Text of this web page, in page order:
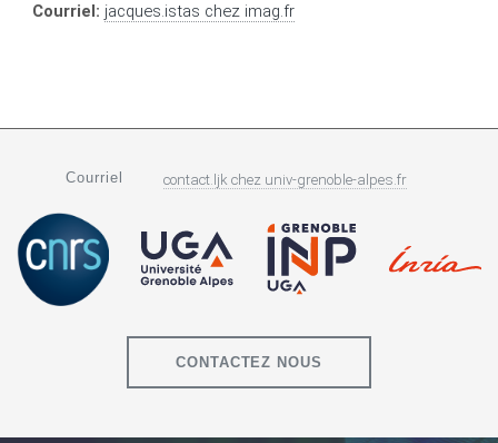
Courriel: jacques.istas chez imag.fr
Courriel contact.ljk chez univ-grenoble-alpes.fr
CONTACTEZ NOUS